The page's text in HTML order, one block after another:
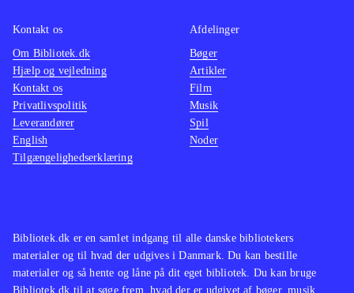
Bibliotek.dk er en samlet indgang til alle danske bibliotekers
materialer og til hvad der udgives i Danmark. Du kan bestille
materialer og så hente og låne på dit eget bibliotek. Du kan bruge
Bibliotek.dk til at søge frem, hvad der er udgivet af bøger, musik,
Kontakt os
Om Bibliotek.dk
Hjælp og vejledning
Kontakt os
Privatlivspolitik
Leverandører
English
Tilgængelighedserklæring
Afdelinger
Bøger
Artikler
Film
Musik
Spil
Noder